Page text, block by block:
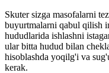
Skuter sizga masofalarni
buyurtmalarni qabul qilish
hududlarida ishlashni
ular bitta hudud bilan
hisoblashda yoqilg'i va
kerak.